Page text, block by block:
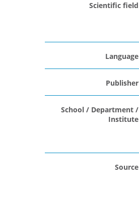
Scientific field
Language
Publisher
School / Department /
Institute
Source